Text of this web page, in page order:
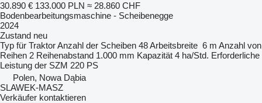
30.890 € 133.000 PLN ≈ 28.860 CHF
Bodenbearbeitungsmaschine - Scheibenegge
2024
Zustand neu
Typ für TraktorAnzahl der Scheiben 48Arbeitsbreite 6 m Anzahl von
Reihen 2 Reihenabstand 1.000 mm Kapazität 4 ha/Std. Erforderliche
Leistung der SZM 220 PS
Polen, Nowa Dąbia
SLAWEK-MASZ
Verkäufer kontaktieren